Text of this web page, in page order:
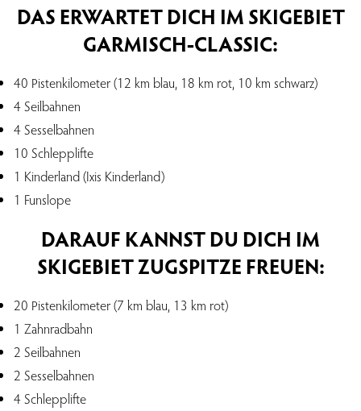
DAS ERWARTET DICH IM SKIGEBIET
GARMISCH-CLASSIC:
40 Pistenkilometer (12 km blau, 18 km rot, 10 km schwarz)
4 Seilbahnen
4 Sesselbahnen
10 Schlepplifte
1 Kinderland (Ixis Kinderland)
1 Funslope
DARAUF KANNST DU DICH IM
SKIGEBIET ZUGSPITZE FREUEN:
20 Pistenkilometer (7 km blau, 13 km rot)
1 Zahnradbahn
2 Seilbahnen
2 Sesselbahnen
4 Schlepplifte